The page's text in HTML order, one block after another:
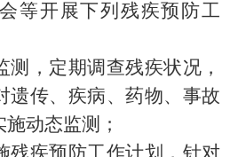
等开展下列残疾预防工
测，定期调查残疾状况，
遗传、疾病、药物、事故
动态监测；
残疾预防工作计划，针对